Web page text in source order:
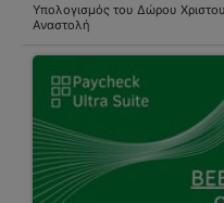
Υπολογισμός του Δώρου
Αναστολή